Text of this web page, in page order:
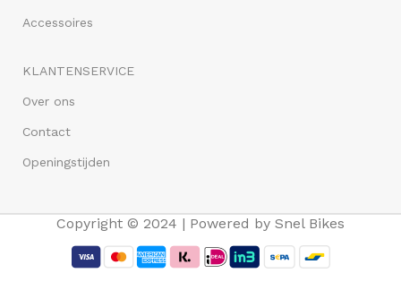
Accessoires
KLANTENSERVICE
Over ons
Contact
Openingstijden
Copyright © 2024 | Powered by Snel Bikes